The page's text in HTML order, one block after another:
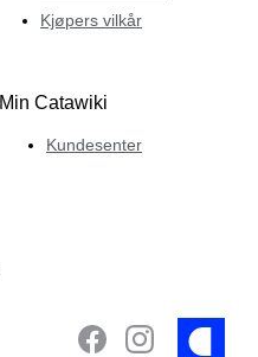
Kjøpers vilkår
Min Catawiki
Kundesenter